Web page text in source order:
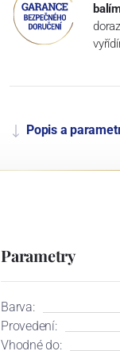
Popis a
Parametry
Barva:
Provedení:
Vhodné do: